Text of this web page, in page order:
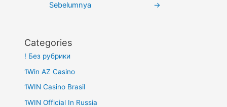
Sebelumnya
→
Categories
! Без рубрики
1Win AZ Casino
1WIN Casino Brasil
1WIN Official In Russia